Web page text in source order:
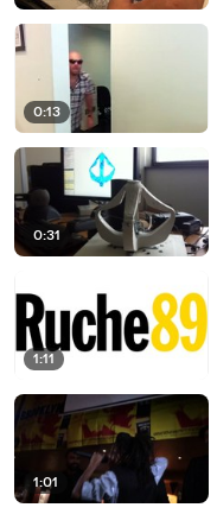
0:13
0:31
1:11
1:01